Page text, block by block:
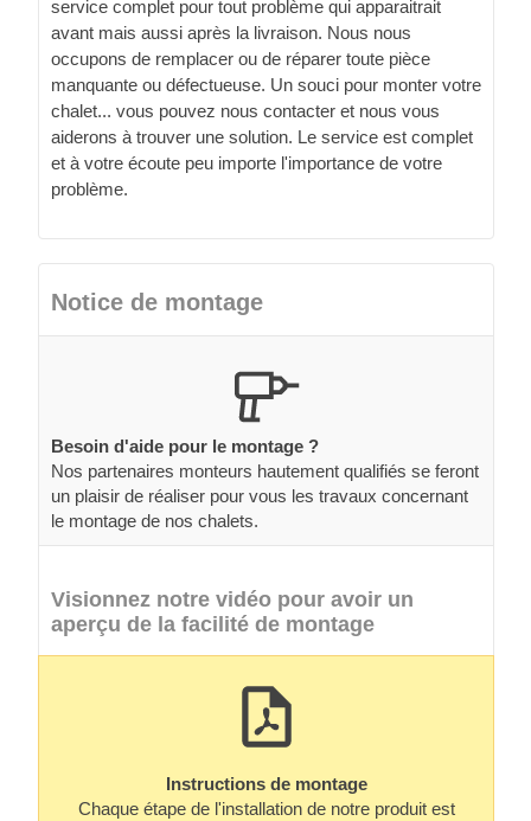
service complet pour tout problème qui apparaitrait
avant mais aussi après la livraison. Nous nous
occupons de remplacer ou de réparer toute pièce
manquante ou défectueuse. Un souci pour monter votre
chalet... vous pouvez nous contacter et nous vous
aiderons à trouver une solution. Le service est complet
et à votre écoute peu importe l'importance de votre
problème.
Notice de montage
Besoin d'aide pour le montage ?
Nos partenaires monteurs hautement qualifiés se feront
un plaisir de réaliser pour vous les travaux concernant
le montage de nos chalets.
Visionnez notre vidéo pour avoir un
aperçu de la facilité de montage
Instructions de montage
Chaque étape de l'installation de notre produit est